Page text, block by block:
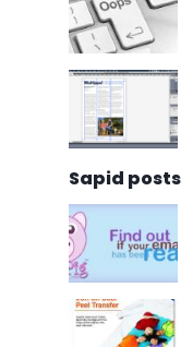
Sapid posts